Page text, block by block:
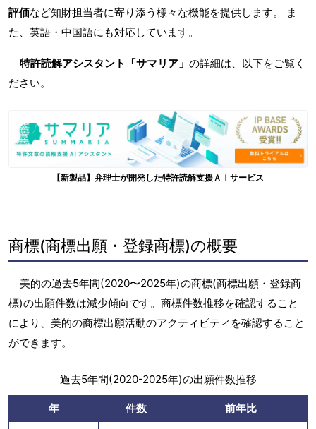
評価など知財担当者に寄り添う様々な機能を提供します。 ま
た、英語・中国語にも対応しています。
特許読解アシスタント「サマリア」 の詳細は、以下をご覧く
ださい。
【新製品】弁理士が開発した特許読解支援ＡＩサービス
商標(商標出願・登録商標)の概要
美的の過去5年間(2020〜2025年)の商標(商標出願・登録商
標)の出願件数は減少傾向です。商標件数推移を確認すること
により、美的の商標出願活動のアクティビティを確認すること
ができます。
過去5年間(2020-2025年)の出願件数推移
年 件数
前年比